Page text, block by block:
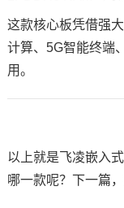
这款核心板凭借强
计算、5G智能终端、
用。
以上就是飞凌嵌入
哪一款呢？下一篇